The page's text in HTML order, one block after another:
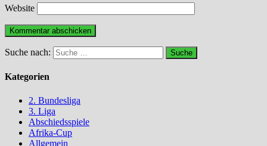
Website
Suche nach:
Kategorien
2. Bundesliga
3. Liga
Abschiedsspiele
Afrika-Cup
Allgemein